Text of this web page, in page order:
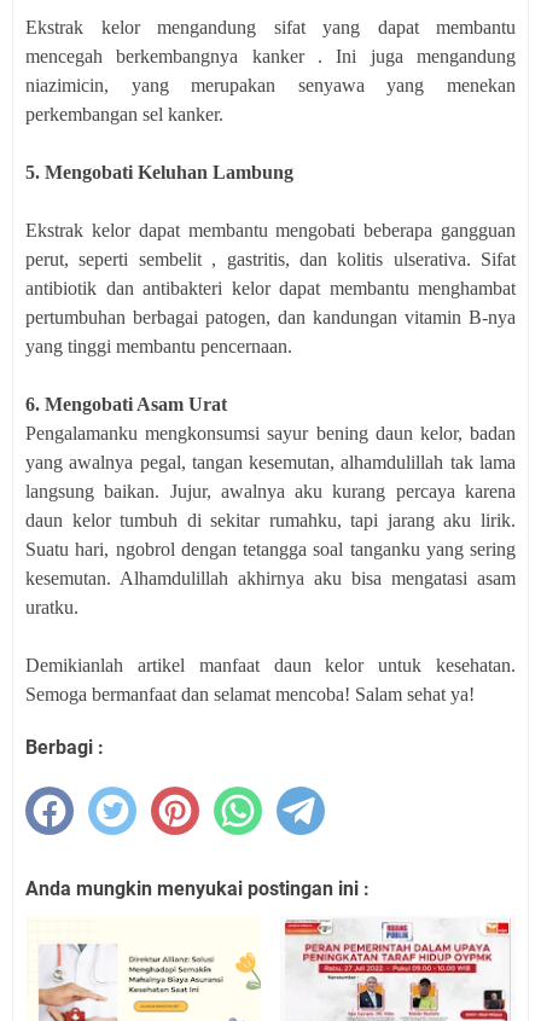
Ekstrak kelor mengandung sifat yang dapat membantu
mencegah berkembangnya kanker . Ini juga mengandung
niazimicin, yang merupakan senyawa yang menekan
perkembangan sel kanker.
5. Mengobati Keluhan Lambung
Ekstrak kelor dapat membantu mengobati beberapa gangguan
perut, seperti sembelit , gastritis, dan kolitis ulserativa. Sifat
antibiotik dan antibakteri kelor dapat membantu menghambat
pertumbuhan berbagai patogen, dan kandungan vitamin B-nya
yang tinggi membantu pencernaan.
6. Mengobati Asam Urat
Pengalamanku mengkonsumsi sayur bening daun kelor, badan
yang awalnya pegal, tangan kesemutan, alhamdulillah tak lama
langsung baikan. Jujur, awalnya aku kurang percaya karena
daun kelor tumbuh di sekitar rumahku, tapi jarang aku lirik.
Suatu hari, ngobrol dengan tetangga soal tanganku yang sering
kesemutan. Alhamdulillah akhirnya aku bisa mengatasi asam
uratku.
Demikianlah artikel manfaat daun kelor untuk kesehatan.
Semoga bermanfaat dan selamat mencoba! Salam sehat ya!
Berbagi :
Anda mungkin menyukai postingan ini :